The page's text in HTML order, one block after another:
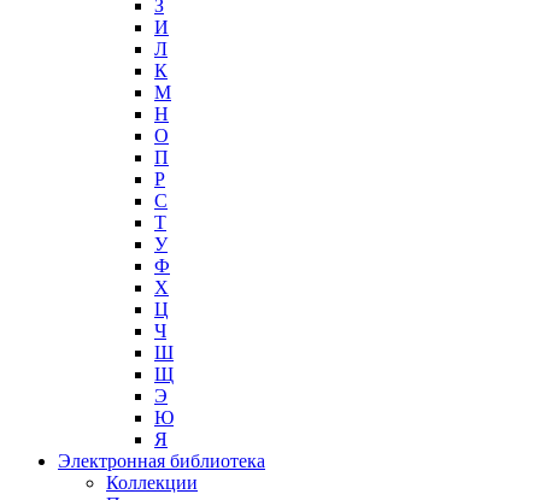
З
И
Л
К
М
Н
О
П
Р
С
Т
У
Ф
Х
Ц
Ч
Ш
Щ
Э
Ю
Я
Электронная библиотека
Коллекции